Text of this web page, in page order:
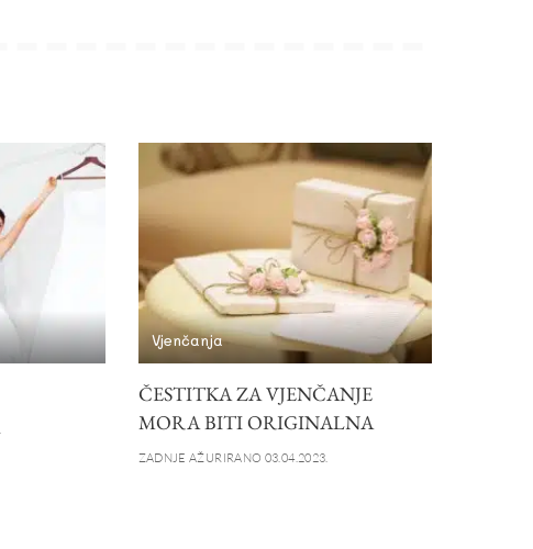
Vjenčanja
ČESTITKA ZA VJENČANJE
MORA BITI ORIGINALNA
ZADNJE AŽURIRANO 03.04.2023.